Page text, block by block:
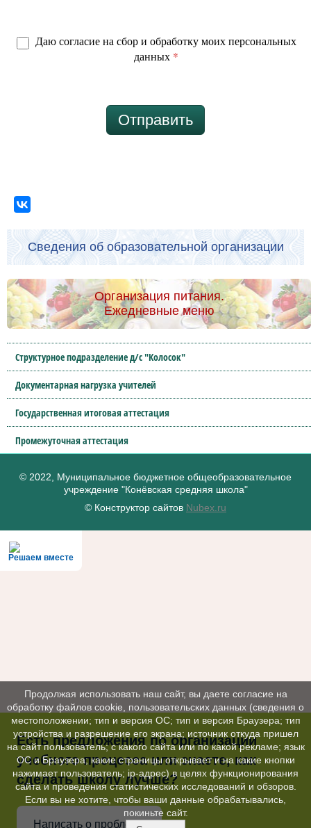
Даю согласие на сбор и обработку моих персональных
данных *
Отправить
Сведения об образовательной организации
Организация питания.
Ежедневные меню
Структурное подразделение д/с "Колосок"
Документарная нагрузка учителей
Государственная итоговая аттестация
Промежуточная аттестация
© 2022, Муниципальное бюджетное общеобразовательное
учреждение "Конёвская средняя школа"
© Конструктор сайтов Nubex.ru
Решаем вместе
Есть предложения по организации
учебного процесса или знаете, как
сделать школу лучше?
Написать о проблеме
Продолжая использовать наш сайт, вы даете согласие на
обработку файлов cookie, пользовательских данных (сведения о
местоположении; тип и версия ОС; тип и версия Браузера; тип
устройства и разрешение его экрана; источник откуда пришел
на сайт пользователь; с какого сайта или по какой рекламе; язык
ОС и Браузера; какие страницы открывает и на какие кнопки
нажимает пользователь; ip-адрес) в целях функционирования
сайта и проведения статистических исследований и обзоров.
Если вы не хотите, чтобы ваши данные обрабатывались,
покиньте сайт.